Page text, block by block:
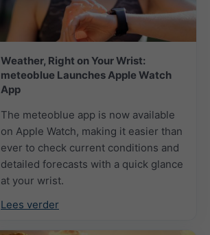
Weather, Right on Your Wrist:
meteoblue Launches Apple Watch
App
The meteoblue app is now available
on Apple Watch, making it easier than
ever to check current conditions and
detailed forecasts with a quick glance
at your wrist.
Lees verder